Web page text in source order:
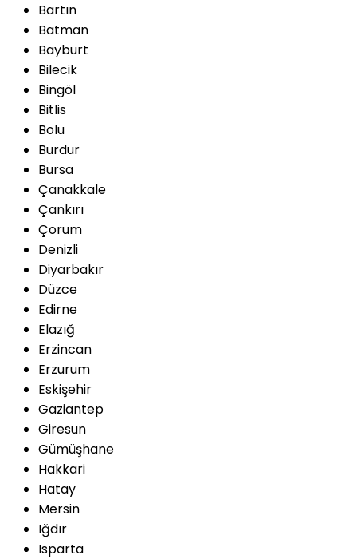
Bartın
Batman
Bayburt
Bilecik
Bingöl
Bitlis
Bolu
Burdur
Bursa
Çanakkale
Çankırı
Çorum
Denizli
Diyarbakır
Düzce
Edirne
Elazığ
Erzincan
Erzurum
Eskişehir
Gaziantep
Giresun
Gümüşhane
Hakkari
Hatay
Mersin
Iğdır
Isparta